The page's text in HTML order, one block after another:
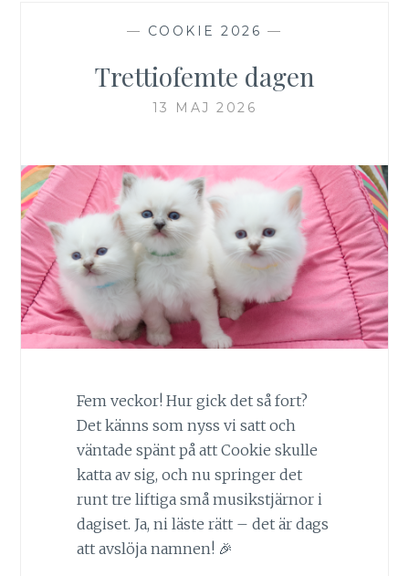
— COOKIE 2026 —
Trettiofemte dagen
13 MAJ 2026
Fem veckor! Hur gick det så fort?
Det känns som nyss vi satt och
väntade spänt på att Cookie skulle
katta av sig, och nu springer det
runt tre liftiga små musikstjärnor i
dagiset. Ja, ni läste rätt – det är dags
att avslöja namnen! 🎉